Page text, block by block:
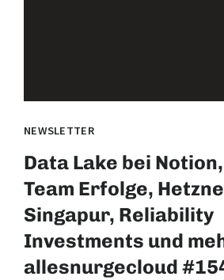
NEWSLETTER
Data Lake bei
Team Erfolge,
Singapur, Reliability
Investments und
allesnurgecloud